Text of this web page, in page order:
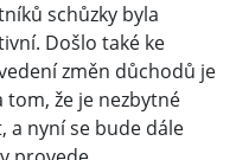
schůzky byla
Došlo také ke
změn důchodů je
že je nezbytné
a nyní se bude dále